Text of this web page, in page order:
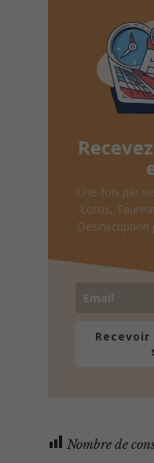
Une fois par
Lotos,
Nombre de